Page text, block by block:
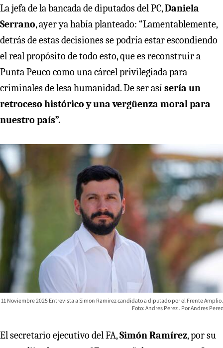
La jefa de la bancada de diputados del PC,Daniela
Serrano, ayer ya había planteado: “Lamentablemente,
detrás de estas decisiones se podría estar escondiendo
el real propósito de todo esto, que es reconstruir a
Punta Peuco como una cárcel privilegiada para
criminales de lesa humanidad. De ser así sería un
retroceso histórico y una vergüenza moral para
nuestro país”.
11 Noviembre 2025 Entrevista a Simon Ramirez candidato a diputado por el Frente Amplio.
Foto: Andres Perez
Andres Perez
El secretario ejecutivo del FA,Simón Ramírez, por su